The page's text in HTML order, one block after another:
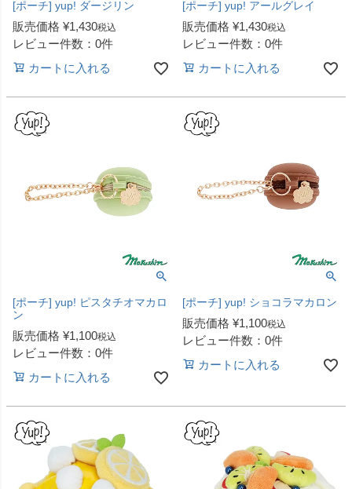
[ポーチ] yup! ダージリン
販売価格 ¥1,430税込
レビュー件数：0件
カートに入れる
[ポーチ] yup! アールグレイ
販売価格 ¥1,430税込
レビュー件数：0件
カートに入れる
[ポーチ] yup! ピスタチオマカロ
ン
販売価格 ¥1,100税込
レビュー件数：0件
カートに入れる
[ポーチ] yup! ショコラマカロン
販売価格 ¥1,100税込
レビュー件数：0件
カートに入れる